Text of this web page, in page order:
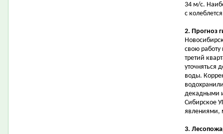
34 м/с.
с
2. Прогноз
свою работу
третий
уточняться
воды.
декадными
Сибирское
явлениями,
3.